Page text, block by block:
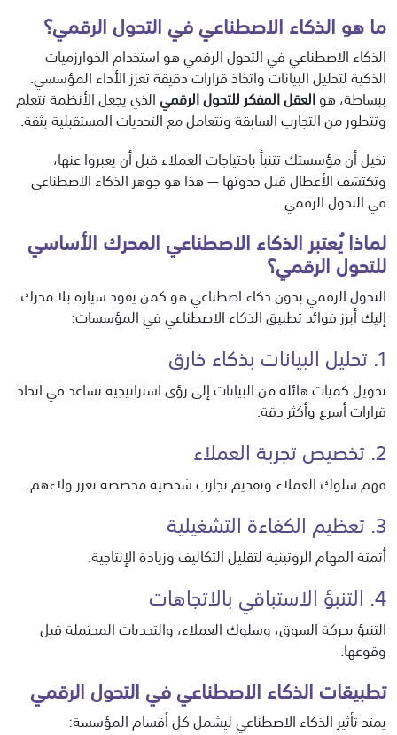
ما هو الذكاء الاصطناعي في التحول الرقمي؟
الذكاء الاصطناعي في التحول الرقمي هو استخدام الخوارزميات
الذكية لتحليل البيانات واتخاذ قرارات دقيقة تعزز الأداء المؤسسي.
ببساطة، هوالعقل المفكر للتحول الرقميالذي يجعل الأنظمة تتعلم
وتتطور من التجارب السابقة وتتعامل مع التحديات المستقبلية بثقة.
تخيل أن مؤسستك تتنبأ باحتياجات العملاء قبل أن يعبروا عنها،
وتكتشف الأعطال قبل حدوثها — هذا هو جوهر الذكاء الاصطناعي
في التحول الرقمي.
لماذا يُعتبر الذكاء الاصطناعي المحرك الأساسي
للتحول الرقمي؟
التحول الرقمي بدون ذكاء اصطناعي هو كمن يقود سيارة بلا محرك.
إليك أبرز فوائد تطبيق الذكاء الاصطناعي في المؤسسات:
1. تحليل البيانات بذكاء خارق
تحويل كميات هائلة من البيانات إلى رؤى استراتيجية تساعد في اتخاذ
قرارات أسرع وأكثر دقة.
2. تخصيص تجربة العملاء
فهم سلوك العملاء وتقديم تجارب شخصية مخصصة تعزز ولاءهم.
3. تعظيم الكفاءة التشغيلية
أتمتة المهام الروتينية لتقليل التكاليف وزيادة الإنتاجية.
4. التنبؤ الاستباقي بالاتجاهات
التنبؤ بحركة السوق، وسلوك العملاء، والتحديات المحتملة قبل
وقوعها.
تطبيقات الذكاء الاصطناعي في التحول الرقمي
يمتد تأثير الذكاء الاصطناعي ليشمل كل أقسام المؤسسة: